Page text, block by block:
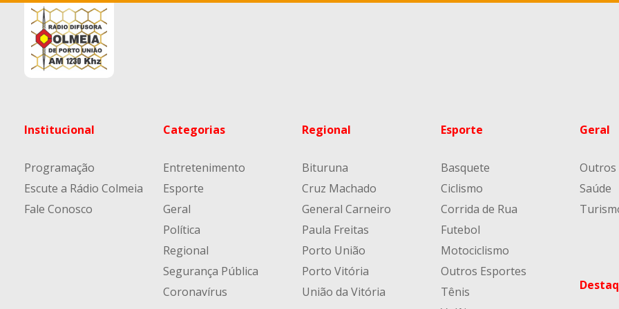
Institucional
Programação
Escute a Rádio Colmeia
Fale Conosco
Categorias
Entretenimento
Esporte
Geral
Política
Regional
Segurança Pública
Coronavírus
Regional
Bituruna
Cruz Machado
General Carneiro
Paula Freitas
Porto União
Porto Vitória
União da Vitória
Esporte
Basquete
Ciclismo
Corrida de Rua
Futebol
Motociclismo
Outros Esportes
Tênis
Geral
Outros
Saúde